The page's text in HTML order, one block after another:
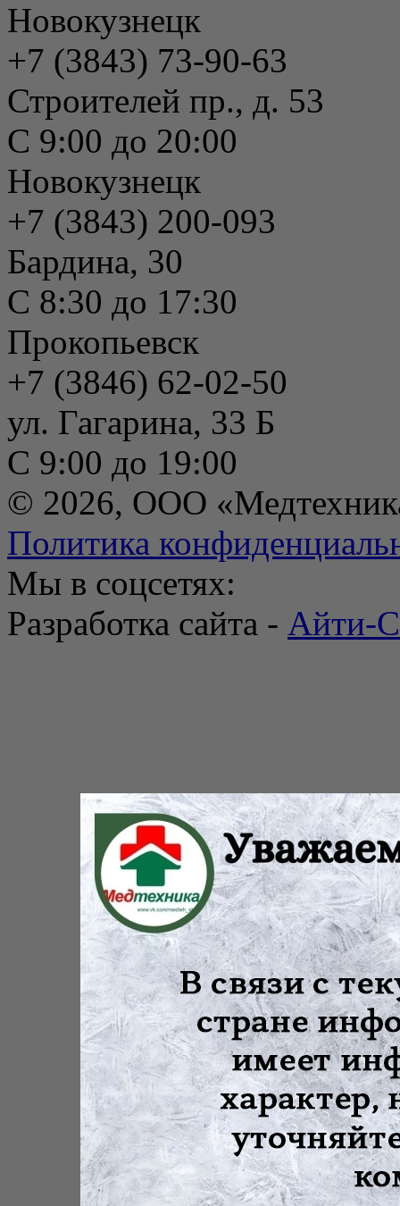
Новокузнецк
+7 (3843) 73-90-63
Строителей пр., д. 53
С 9:00 до 20:00
Новокузнецк
+7 (3843) 200-093
Бардина, 30
С 8:30 до 17:30
Прокопьевск
+7 (3846) 62-02-50
ул. Гагарина, 33 Б
С 9:00 до 19:00
© 2026, ООО
Политика
Мы в соцсетях:
Разработка сайта - Айти-